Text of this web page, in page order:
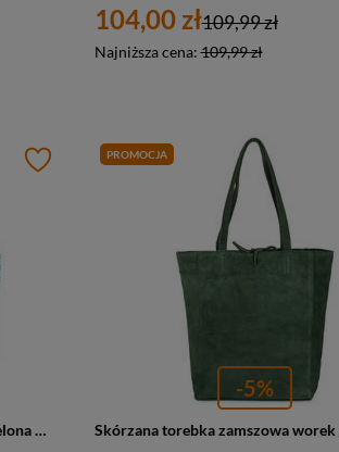
104,00 zł
Najniższa cena:109,99 zł
109,99 zł
Torba na plażę duża lekka kolorowa zielona muszelki, plażowa torba - I Love Summer TOR727
PROMOCJA
-5%